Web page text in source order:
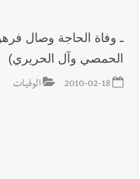
الحمصي وآل الحريري)
2010-02-18 الوفيات